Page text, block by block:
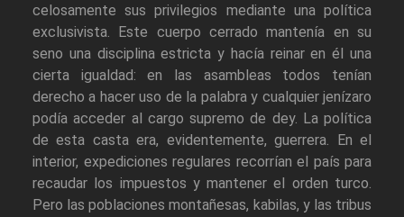
celosamente sus privilegios mediante una política
exclusivista. Este cuerpo cerrado mantenía en su
seno una disciplina estricta y hacía reinar en él una
cierta igualdad: en las asambleas todos tenían
derecho a hacer uso de la palabra y cualquier jenízaro
podía acceder al cargo supremo de dey. La política
de esta casta era, evidentemente, guerrera. En el
interior, expediciones regulares recorrían el país para
recaudar los impuestos y mantener el orden turco.
Pero las poblaciones montañesas, kabilas, y las tribus